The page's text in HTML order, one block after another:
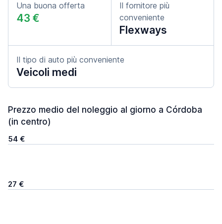
Una buona offerta
43 €
Il fornitore più
conveniente
Flexways
Il tipo di auto più conveniente
Veicoli medi
Prezzo medio del noleggio al giorno a Córdoba
(in centro)
54 €
27 €